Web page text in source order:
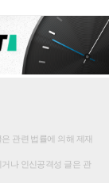
관련 법률에 의해 제재
나 인신공격성 글은 관